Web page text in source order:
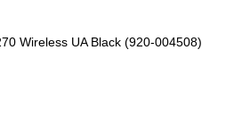
Wireless UA Black (920-004508)